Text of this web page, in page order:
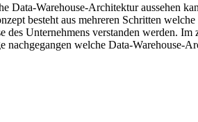
Warehouse-Architektur aussehen
besteht aus mehreren Schritten
Unternehmens verstanden werden.
welche Data-Warehouse-